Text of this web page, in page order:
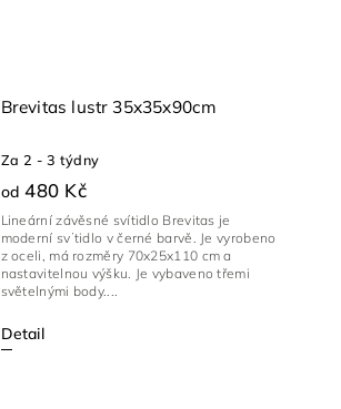
Brevitas lustr 35x35x90cm
Za 2 - 3 týdny
od 480 Kč
Detail
Lineární závěsné svítidlo Brevitas je
moderní svítidlo v černé barvě. Je vyrobeno
z oceli, má rozměry 70x25x110 cm a
nastavitelnou výšku. Je vybaveno třemi
světelnými body....